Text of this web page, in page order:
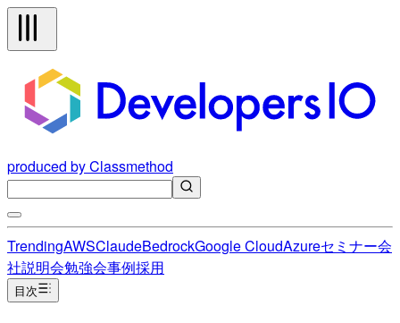
produced by Classmethod
TrendingAWSClaudeBedrockGoogle CloudAzureセミナー会
社説明会勉強会事例採用
目次